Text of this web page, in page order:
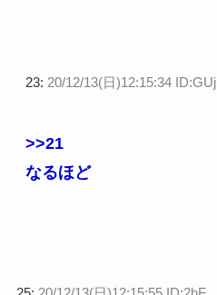
23: 20/12/13(日)12:15:34 ID:GUj
>>21
なるほど